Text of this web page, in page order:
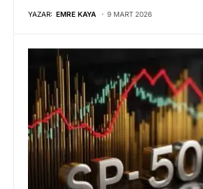
YAZAR: EMRE KAYA 9 MART 2026